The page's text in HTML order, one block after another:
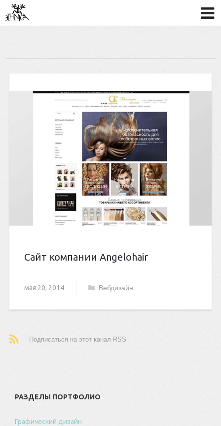
Сайт компании Angelohair
мая 20, 2014 Вебдизайн
Подписаться на этот канал RSS
РАЗДЕЛЫ ПОРТФОЛИО
Графический дизайн